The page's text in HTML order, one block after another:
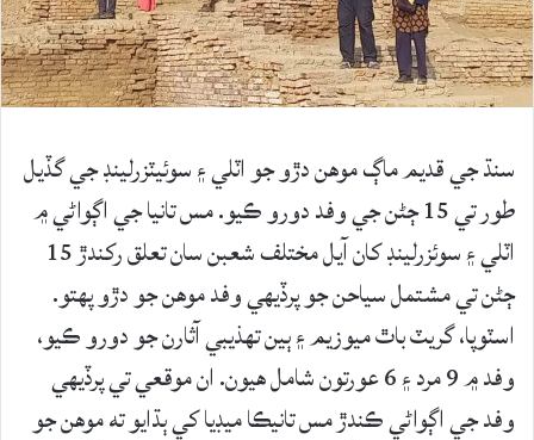
سنڌ جي قديم ماڳ موهن دڙو جو اٽلي ۽ سوئيٽزرلينڊ جي گڏيل
طور تي 15 ڄڻن جي وفد دورو ڪيو. مس تانيا جي اڳواڻي ۾
اٽلي ۽ سوئزرلينڊ کان آيل مختلف شعبن سان تعلق رکندڙ 15
ڄڻن تي مشتمل سياحن جو پرڏيهي وفد موهن جو دڙو پهتو.
اسٽوپا، گريٽ باٿ ميوزيم ۽ ٻين تهذيبي آثارن جو دورو ڪيو،
وفد ۾ 9 مرد ۽ 6 عورتون شامل هيون. ان موقعي تي پرڏيهي
وفد جي اڳواڻي ڪندڙ مس تانيڪا ميڊيا کي ٻڌايو ته موهن جو